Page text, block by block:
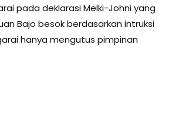
pada deklarasi Melki-Johni yang
Bajo besok berdasarkan intruksi
hanya mengutus pimpinan